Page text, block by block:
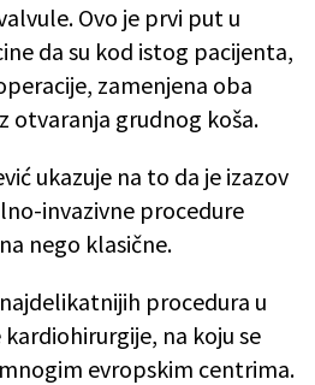
Ovo je prvi put u
da su kod istog pacijenta,
zamenjena oba
otvaranja grudnog koša.
ukazuje na to da je izazov
invazivne procedure
nego klasične.
procedura u
na koju se
evropskim centrima.